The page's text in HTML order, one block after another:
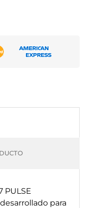
PULSE
para